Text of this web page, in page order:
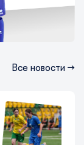
Все новости →
12-